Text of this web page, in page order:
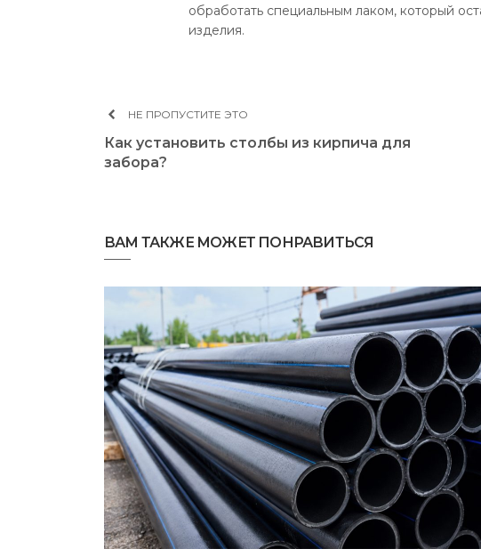
обработать специальным лаком, который
изделия.
НЕ ПРОПУСТИТЕ ЭТО
Как установить столбы из кирпича для
забора?
ВАМ ТАКЖЕ МОЖЕТ ПОНРАВИТЬСЯ